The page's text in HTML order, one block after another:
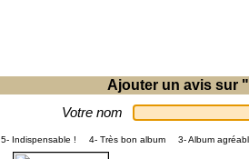
Ajouter un avis sur "
Votre nom
5- Indispensable ! 4- Très bon album 3- Album